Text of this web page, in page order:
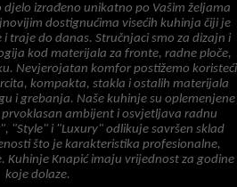
izrađeno unikatno po Vašim željama
dostignućima visećih kuhinja čiji je
traje do danas. Stručnjaci smo za dizajn i
kod materijala za fronte, radne ploče,
Nevjerojatan komfor postižemo koristeći
kompakta, stakla i ostalih materijala
i grebanja. Naše kuhinje su oplemenjene
ambijent i osvjetljava radnu
"Style" i "Luxury" odlikuje savršen sklad
što je karakteristika profesionalne,
Kuhinje Knapić imaju vrijednost za godine
koje dolaze.